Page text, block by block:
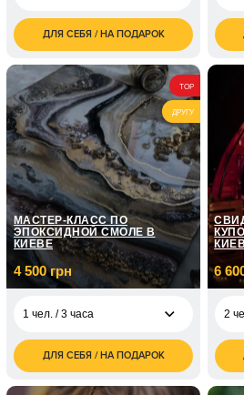
грн
2 чел. / 1 час
800
грн
3 чел. / 1 час
1 200
грн
4 чел. / 1 час
1 600
ДЛЯ СЕБЯ / НА ПОДАРОК
2
TOP
ДРУГУ
МАСТЕР-КЛАСС ПО
ЭПОКСИДНОЙ СМОЛЕ В
КИЕВЕ
4 500 грн
1 чел. / 3 часа
4 500
грн
ДЛЯ СЕБЯ / НА ПОДАРОК
6
2
2